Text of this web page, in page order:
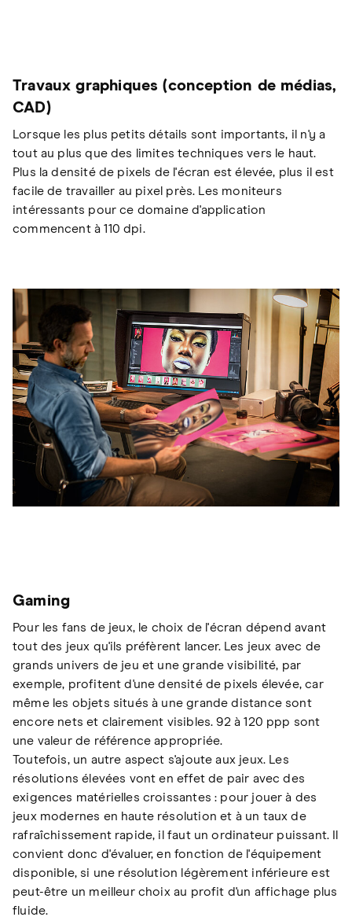
Travaux graphiques (conception de médias,
CAD)
Lorsque les plus petits détails sont importants, il n'y a
tout au plus que des limites techniques vers le haut.
Plus la densité de pixels de l'écran est élevée, plus il est
facile de travailler au pixel près. Les moniteurs
intéressants pour ce domaine d'application
commencent à 110 dpi.
Gaming
Pour les fans de jeux, le choix de l'écran dépend avant
tout des jeux qu'ils préfèrent lancer. Les jeux avec de
grands univers de jeu et une grande visibilité, par
exemple, profitent d'une densité de pixels élevée, car
même les objets situés à une grande distance sont
encore nets et clairement visibles. 92 à 120 ppp sont
une valeur de référence appropriée.
Toutefois, un autre aspect s'ajoute aux jeux. Les
résolutions élevées vont en effet de pair avec des
exigences matérielles croissantes : pour jouer à des
jeux modernes en haute résolution et à un taux de
rafraîchissement rapide, il faut un ordinateur puissant. Il
convient donc d'évaluer, en fonction de l'équipement
disponible, si une résolution légèrement inférieure est
peut-être un meilleur choix au profit d'un affichage plus
fluide.